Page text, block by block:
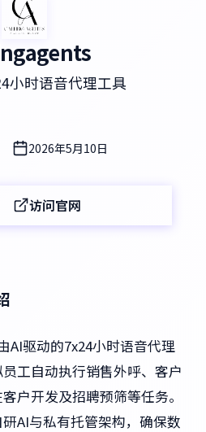
小时语音代理工具
2026年5月10日
访问官网
驱动的7x24小时语音代理
工自动执行销售外呼、客户
户开发及招聘预筛等任务。
AI与私有托管架构，确保数